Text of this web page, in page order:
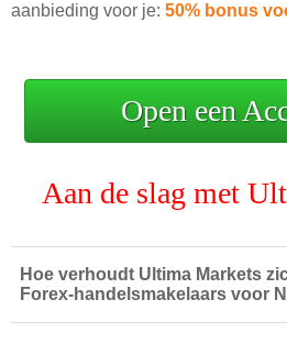
aanbieding voor je: 50% bonus
Open een
Aan de slag met
Hoe verhoudt Ultima Markets
Forex-handelsmakelaars voor